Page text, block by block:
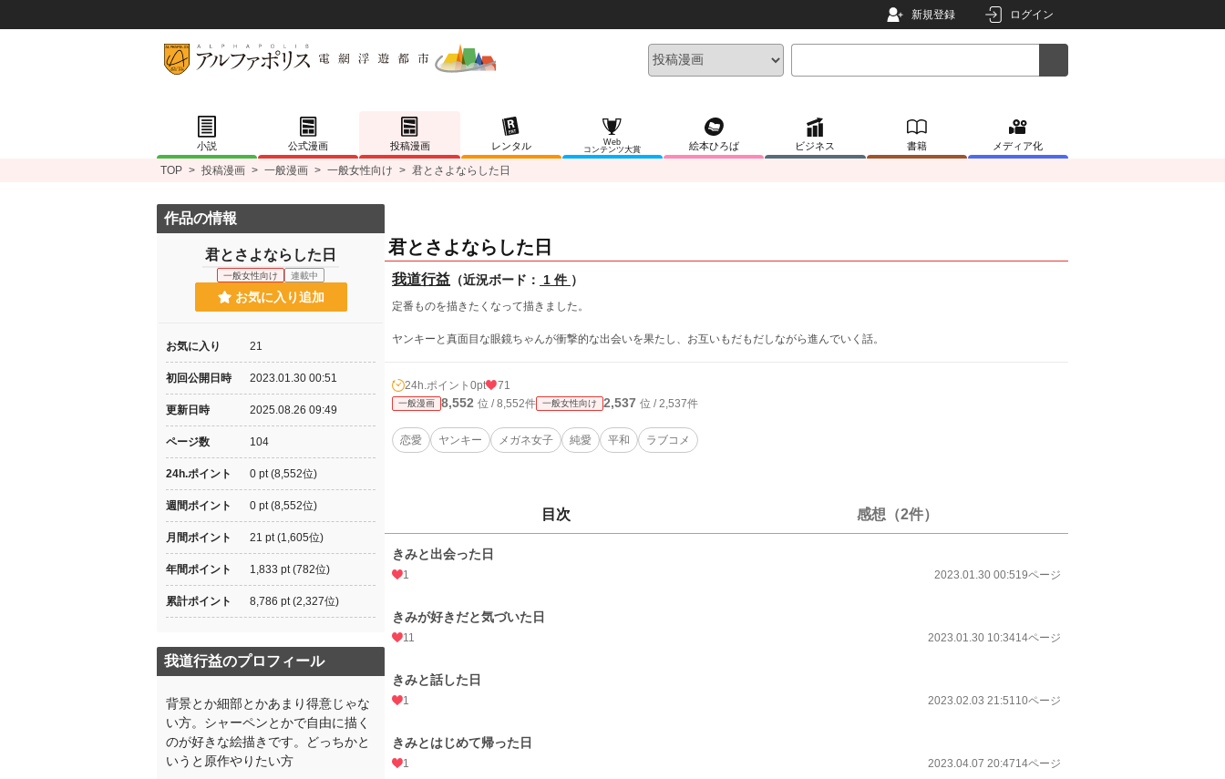
新規登録 ログイン
小説 公式漫画 投稿漫画 レンタル
Web
コンテンツ大賞
絵本ひろば ビジネス 書籍 メディア化
TOP > 投稿漫画 > 一般漫画 > 一般女性向け > 君とさよならした日
君とさよならした日
我道行益 （近況ボード： 1 件 ）
定番ものを描きたくなって描きました。
ヤンキーと真面目な眼鏡ちゃんが衝撃的な出会いを果たし、お互いもだもだしながら進んでいく話。
24h.ポイント 0pt 71
一般漫画 8,552 位 / 8,552件 一般女性向け 2,537 位 / 2,537件
恋愛 ヤンキー メガネ女子 純愛 平和 ラブコメ
目次 感想（2件）
きみと出会った日
1 2023.01.30 00:519ページ
きみが好きだと気づいた日
11 2023.01.30 10:3414ページ
きみと話した日
1 2023.02.03 21:5110ページ
きみとはじめて帰った日
1 2023.04.07 20:4714ページ
作品の情報
君とさよならした日
一般女性向け 連載中
お気に入り追加
お気に入り 21
初回公開日時 2023.01.30 00:51
更新日時 2025.08.26 09:49
ページ数 104
24h.ポイント 0 pt (8,552位)
週間ポイント 0 pt (8,552位)
月間ポイント 21 pt (1,605位)
年間ポイント 1,833 pt (782位)
累計ポイント 8,786 pt (2,327位)
我道行益のプロフィール
背景とか細部とかあまり得意じゃな
い方。シャーペンとかで自由に描く
のが好きな絵描きです。どっちかと
いうと原作やりたい方